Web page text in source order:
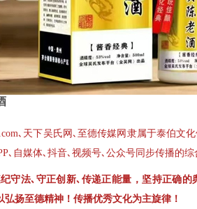
､天下吴氏网､至德传媒网隶属于泰伯文
､自媒体､抖音､视频号､公众号同步传播的综
守法､守正创新､传递正能量，坚持正确
扬至德精神！传播优秀文化为主旋律！